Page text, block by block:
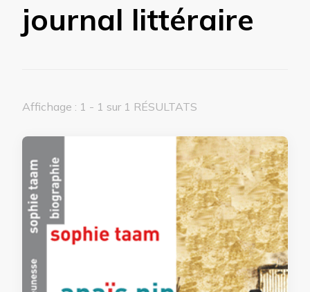
journal littéraire
Affichage : 1 - 1 sur 1 RÉSULTATS